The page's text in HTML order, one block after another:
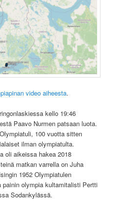
video aiheesta.
kello 19:46
Paavo Nurmen patsaan luota.
100 vuotta sitten
ilman olympiatulta.
oli aikeissa hakea 2018
matkan varrella on Juha
1952 Olympiatulen
olympia kultamitalisti Pertti
Sodankylässä.